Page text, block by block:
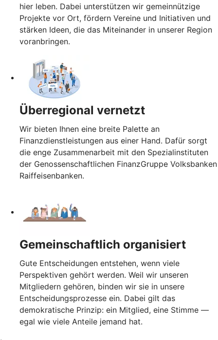
hier leben. Dabei unterstützen wir gemeinnützige
Projekte vor Ort, fördern Vereine und Initiativen und
stärken Ideen, die das Miteinander in unserer Region
voranbringen.
Überregional vernetzt
Wir bieten Ihnen eine breite Palette an
Finanzdienstleistungen aus einer Hand. Dafür sorgt
die enge Zusammenarbeit mit den Spezialinstituten
der Genossenschaftlichen FinanzGruppe Volksbanken
Raiffeisenbanken.
Gemeinschaftlich organisiert
Gute Entscheidungen entstehen, wenn viele
Perspektiven gehört werden. Weil wir unseren
Mitgliedern gehören, binden wir sie in unsere
Entscheidungsprozesse ein. Dabei gilt das
demokratische Prinzip: ein Mitglied, eine Stimme —
egal wie viele Anteile jemand hat.